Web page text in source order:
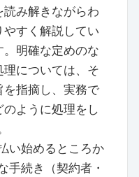
読み解きながらわ
やすく解説してい
。明確な定めのな
理については、そ
を指摘し、実務で
のように処理をし
い始めるところか
手続き（契約者・